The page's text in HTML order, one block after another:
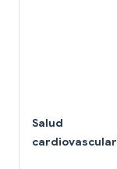
Salud
cardiovascular